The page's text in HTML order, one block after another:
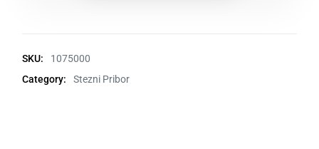
SKU:
1075000
Category:
Stezni Pribor